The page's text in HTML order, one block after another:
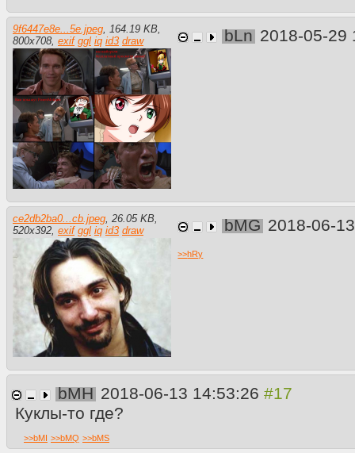
9f6447e8e...5e.jpeg 164.19 KB
800x708 exif ggl iq id3 draw bLn 2018-05-
ce2db2ba0...cb.jpeg 26.05 KB
520x392 exif ggl iq id3 draw bMG 2018-06-
>>hRy
bMH 2018-06-13 14:53:26
Куклы-то где?
>>bMI >>bMQ >>bMS